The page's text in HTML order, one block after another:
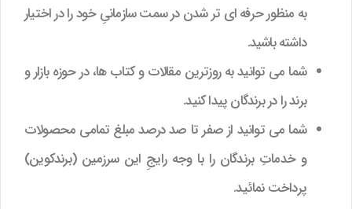
به منظور حرفه ای تر شدن در سمت سازمانیِ خود را در اختیار
داشته باشید.
شما می توانید به روزترین مقالات و کتاب ها، در حوزه بازار و
برند را در برندگان پیدا کنید.
شما می توانید از صفر تا صد درصد مبلغ تمامی محصولات
و خدماتِ برندگان را با وجه رایجِ این سرزمین (برندکوین)
پرداخت نمائید.